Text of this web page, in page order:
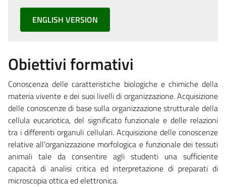
ENGLISH VERSION
Obiettivi formativi
Conoscenza delle caratteristiche biologiche e chimiche della
materia vivente e dei suoi livelli di organizzazione. Acquisizione
delle conoscenze di base sulla organizzazione strutturale della
cellula eucariotica, del significato funzionale e delle relazioni
tra i differenti organuli cellulari. Acquisizione delle conoscenze
relative all’organizzazione morfologica e funzionale dei tessuti
animali tale da consentire agli studenti una sufficiente
capacità di analisi critica ed interpretazione di preparati di
microscopia ottica ed elettronica.